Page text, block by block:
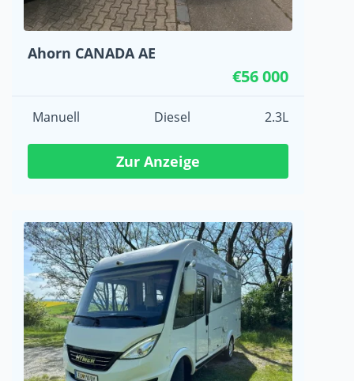
Ahorn CANADA AE
€56 000
Manuell Diesel 2.3L
Zur Anzeige